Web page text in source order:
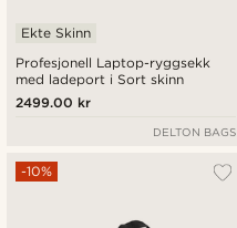
Profesjonell Laptop-ryggsekk
med ladeport i Sort skinn
Ekte Skinn
2499.00 kr
DELTON BAGS
-10%